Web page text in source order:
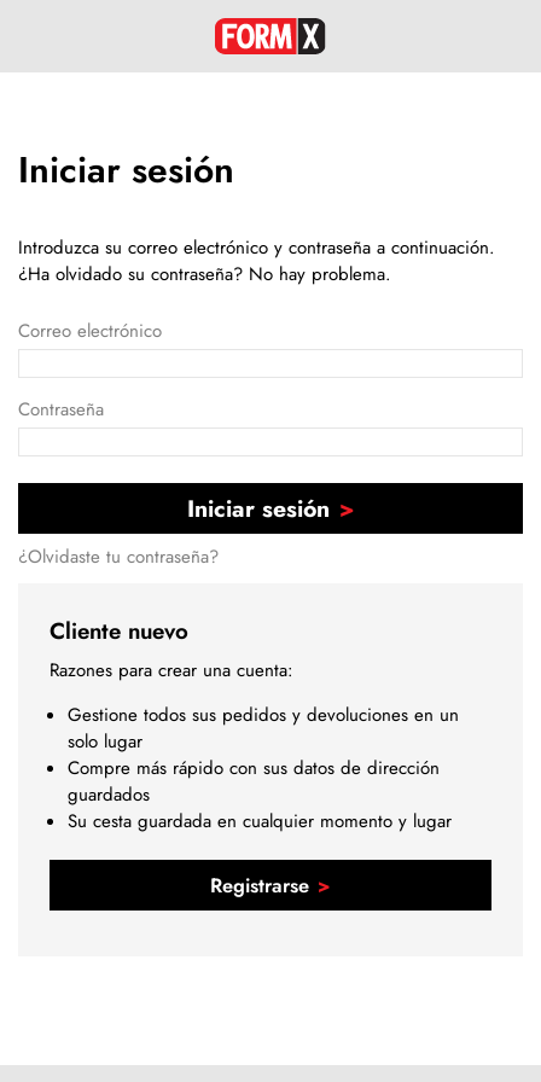
Iniciar sesión
Introduzca su correo electrónico y contraseña a continuación.
¿Ha olvidado su contraseña? No hay problema.
Correo electrónico
Contraseña
Iniciar sesión
¿Olvidaste tu contraseña?
Cliente nuevo
Razones para crear una cuenta:
Gestione todos sus pedidos y devoluciones en un
solo lugar
Compre más rápido con sus datos de dirección
guardados
Su cesta guardada en cualquier momento y lugar
Registrarse